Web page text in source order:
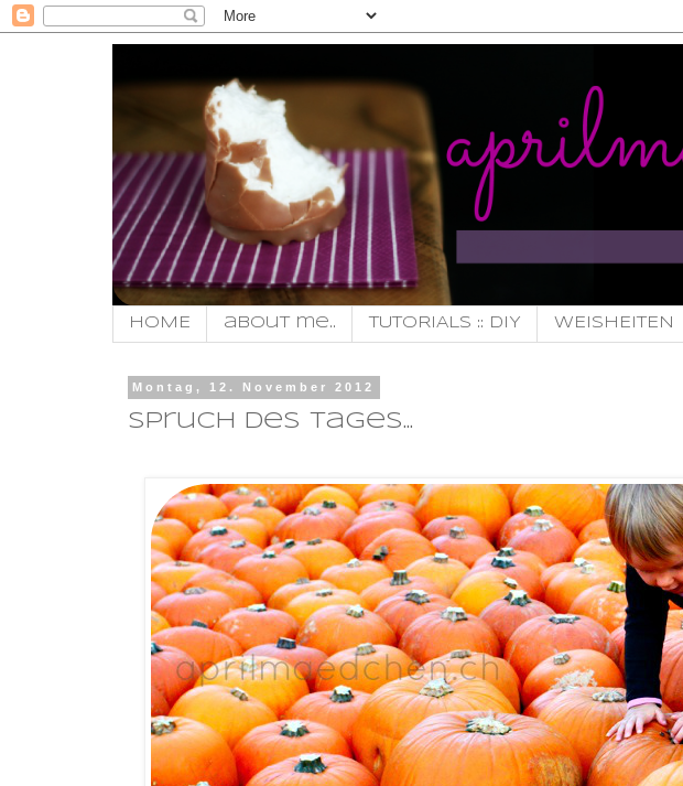
HOME about me.. TUTORIALS :: DIY WEISHEITEN
Montag, 12. November 2012
spruch des tages...